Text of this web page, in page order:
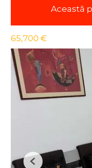
Această
65,700 €
Previous